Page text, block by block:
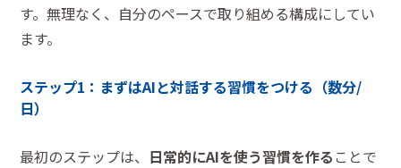
す。無理なく、自分のペースで取り組める構成にしてい
ます。
ステップ1：まずはAIと対話する習慣をつける（数分/
日）
最初のステップは、 日常的にAIを使う習慣を作る ことで